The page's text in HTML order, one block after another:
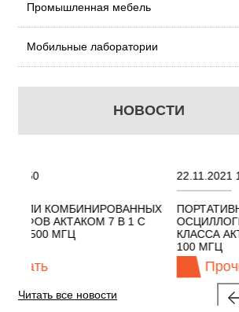
Промышленная мебель
Мобильные лаборатории
НОВОСТИ
В 1 С
ПОРТАТИВНЫЕ
ОСЦИЛЛОГРАФЫ
КЛАССА АКТАКОМ "3 В 1" С
Читать все новости